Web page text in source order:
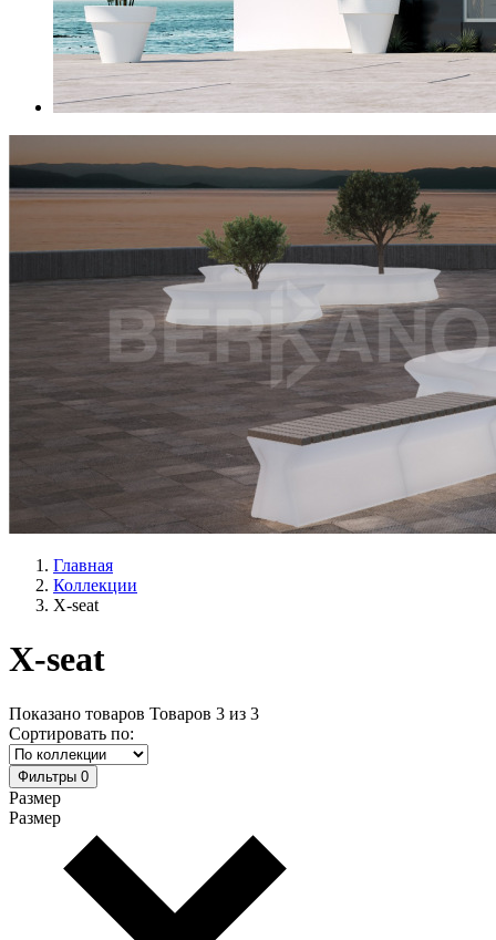
Главная
Коллекции
X-seat
X-seat
Показано товаров Товаров 3 из 3
Сортировать по:
Фильтры 0
Размер
Размер